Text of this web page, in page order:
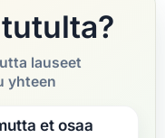
lauseet
yhteen
et osaa